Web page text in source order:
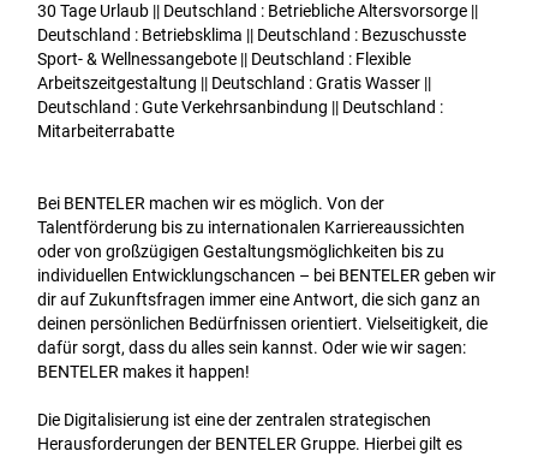
30 Tage Urlaub || Deutschland : Betriebliche Altersvorsorge ||
Deutschland : Betriebsklima || Deutschland : Bezuschusste
Sport- & Wellnessangebote || Deutschland : Flexible
Arbeitszeitgestaltung || Deutschland : Gratis Wasser ||
Deutschland : Gute Verkehrsanbindung || Deutschland :
Mitarbeiterrabatte
Bei BENTELER machen wir es möglich. Von der
Talentförderung bis zu internationalen Karriereaussichten
oder von großzügigen Gestaltungsmöglichkeiten bis zu
individuellen Entwicklungschancen – bei BENTELER geben wir
dir auf Zukunftsfragen immer eine Antwort, die sich ganz an
deinen persönlichen Bedürfnissen orientiert. Vielseitigkeit, die
dafür sorgt, dass du alles sein kannst. Oder wie wir sagen:
BENTELER makes it happen!
Die Digitalisierung ist eine der zentralen strategischen
Herausforderungen der BENTELER Gruppe. Hierbei gilt es